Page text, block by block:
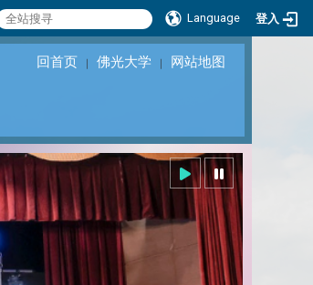
Language 登入
回首页 ｜ 佛光大学 ｜ 网站地图